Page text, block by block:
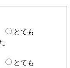
とても
とても